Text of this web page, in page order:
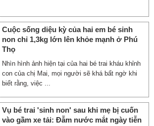
Cuộc sống diệu kỳ của hai em bé sinh
non chỉ 1,3kg lớn lên khỏe mạnh ở Phú
Thọ
Nhìn hình ảnh hiện tại của hai bé trai kháu khỉnh
con của chị Mai, mọi người sẽ khá bất ngờ khi
biết rằng, việc ...
Vụ bé trai 'sinh non' sau khi mẹ bị cuốn
vào gầm xe tải: Đẫm nước mắt ngày tiễn